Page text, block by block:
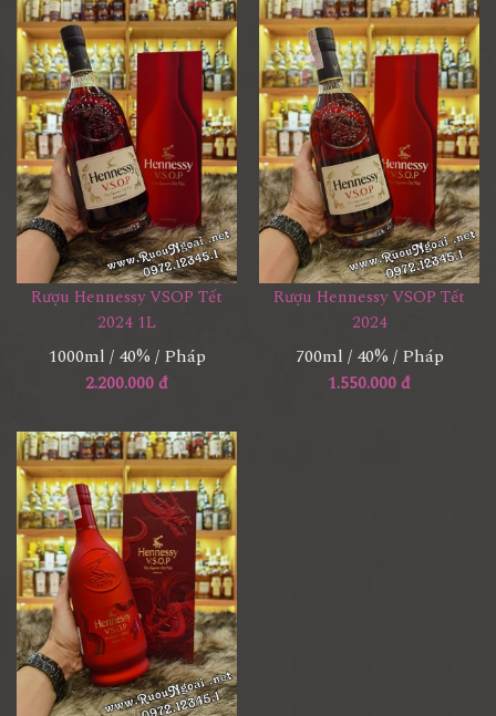
Rượu Hennessy VSOP Tết
2024 1L
1000ml / 40% / Pháp
2.200.000 đ
Rượu Hennessy VSOP Tết
2024
700ml / 40% / Pháp
1.550.000 đ